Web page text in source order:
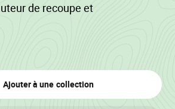
de recoupe et
Ajouter à une collection